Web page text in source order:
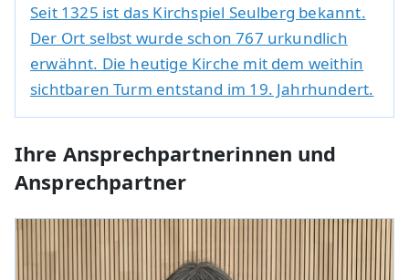
Seit 1325 ist das Kirchspiel Seulberg bekannt.
Der Ort selbst wurde schon 767 urkundlich
erwähnt. Die heutige Kirche mit dem weithin
sichtbaren Turm entstand im 19. Jahrhundert.
Ihre Ansprechpartnerinnen und
Ansprechpartner